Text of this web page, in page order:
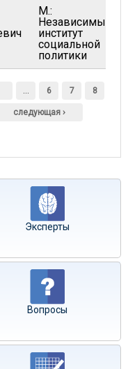
М.:
Независимый
институт
социальной
политики
… 6 7 8
следующая ›
Эксперты
Вопросы